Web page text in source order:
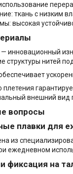
ткань с низким
высокая
— инновационный
структуры нитей
плетения
внешний вид
вопросы
плавки для
из
ежедневном
фиксация на